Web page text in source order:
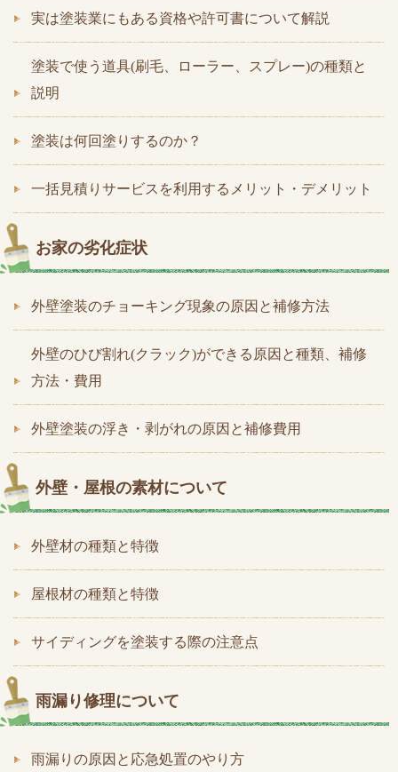
実は塗装業にもある資格や許可書について解説
塗装で使う道具(刷毛、ローラー、スプレー)の種類と
説明
塗装は何回塗りするのか？
一括見積りサービスを利用するメリット・デメリット
お家の劣化症状
外壁塗装のチョーキング現象の原因と補修方法
外壁のひび割れ(クラック)ができる原因と種類、補修
方法・費用
外壁塗装の浮き・剥がれの原因と補修費用
外壁・屋根の素材について
外壁材の種類と特徴
屋根材の種類と特徴
サイディングを塗装する際の注意点
雨漏り修理について
雨漏りの原因と応急処置のやり方